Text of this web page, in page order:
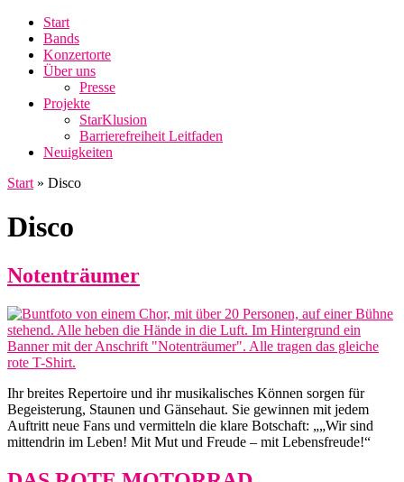
Start
Bands
Konzertorte
Über uns
Presse
Projekte
StarKlusion
Barrierefreiheit Leitfaden
Neuigkeiten
Start » Disco
Disco
Notenträumer
Ihr breites Repertoire und ihr musikalisches Können sorgen für
Begeisterung, Staunen und Gänsehaut. Sie gewinnen mit jedem
Auftritt neue Fans und vermitteln die klare Botschaft: „„Wir sind
mittendrin im Leben! Mit Mut und Freude – mit Lebensfreude!“